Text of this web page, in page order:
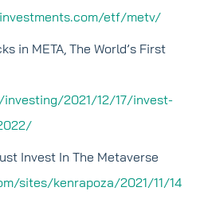
etf/metv/
in META, The World’s First
2021/12/17/invest-
Invest In The Metaverse
sites/kenrapoza/2021/11/14